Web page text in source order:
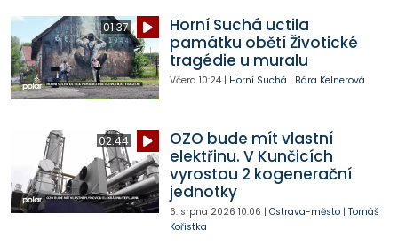
01:37
Horní Suchá uctila
památku obětí Životické
tragédie u muralu
Včera 10:24| Horní Suchá | Bára Kelnerová
02:44
OZO bude mít vlastní
elektřinu. V Kunčicích
vyrostou 2 kogenerační
jednotky
6. srpna 2026 10:06 | Ostrava-město| Tomáš
Kořistka